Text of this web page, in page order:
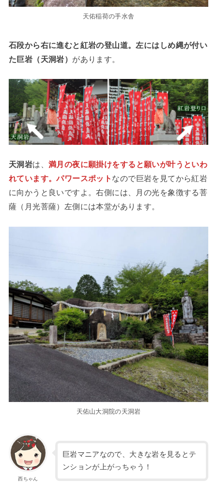
天佑稲荷の手水舎
石段から右に進むと紅岩の登山道。左にはしめ縄が付い
た巨岩（天洞岩） があります。
天洞岩は、 満月の夜に願掛けをすると願いが叶うといわ
れています。パワースポット なので巨岩を見てから紅岩
に向かうと良いですよ。右側には、月の光を象徴する菩
薩（月光菩薩）左側には本堂があります。
天佑山大洞院の天洞岩
西ちゃん
巨岩マニアなので、大きな岩を見るとテ
ンションが上がっちゃう！